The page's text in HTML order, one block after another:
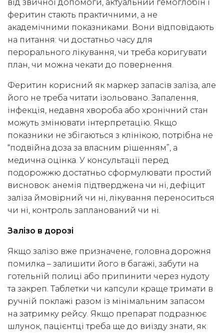
від звичної допомоги, актуальний гемоглобін і
феритин стають практичними, а не
академічними показниками. Вони відповідають
на питання: чи достатньо часу для
перорального лікування, чи треба коригувати
план, чи можна чекати до повернення.
Феритин корисний як маркер запасів заліза, але
його не треба читати ізольовано. Запалення,
інфекція, недавня хвороба або хронічний стан
можуть змінювати інтерпретацію. Якщо
показники не збігаються з клінікою, потрібна не
“подвійна доза за власним рішенням”, а
медична оцінка. У консультації перед
подорожжю достатньо сформулювати простий
висновок: анемія підтверджена чи ні, дефіцит
заліза ймовірний чи ні, лікування переноситься
чи ні, контроль запланований чи ні.
Залізо в дорозі
Якщо залізо вже призначене, головна дорожня
помилка – залишити його в багажі, забути на
готельній полиці або припинити через нудоту
та закреп. Таблетки чи капсули краще тримати в
ручній поклажі разом із мінімальним запасом
на затримку рейсу. Якщо препарат подразнює
шлунок, пацієнтці треба ще до виїзду знати, як